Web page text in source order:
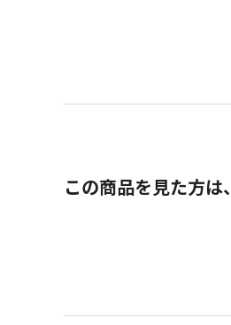
この商品を見た方